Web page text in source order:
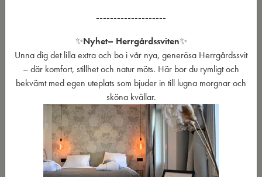
Det går också bra att beställa presentkort som skickas med posten.
Fyll i önskat belopp och adress i formuläret nedan, så kontaktar vår
reception dig med information om betalning via Swish.
Sista dag för att få presentkort skickat med post inför jul är 16
december. Presentkortet skickas till den adress som anges i
formuläret.
Det går naturligtvis även bra att köpa presentkort på plats hos oss
--------------------
✨Nyhet– Herrgårdssviten✨
Unna dig det lilla extra och bo i vår nya, generösa Herrgårdssvit
– där komfort, stillhet och natur möts. Här bor du rymligt och
bekvämt med egen uteplats som bjuder in till lugna morgnar och
sköna kvällar.